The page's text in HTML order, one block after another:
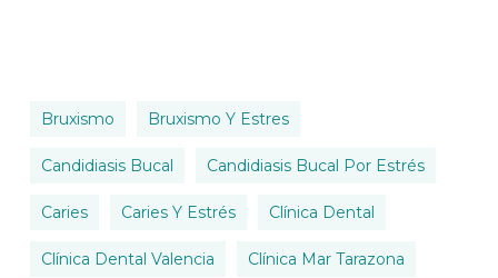
Bruxismo Bruxismo Y Estres
Candidiasis Bucal Candidiasis Bucal Por Estrés
Caries Caries Y Estrés Clínica Dental
Clínica Dental Valencia Clínica Mar Tarazona